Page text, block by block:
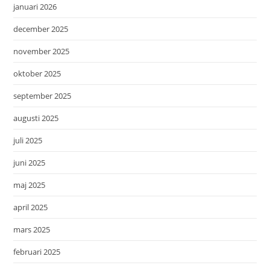
januari 2026
december 2025
november 2025
oktober 2025
september 2025
augusti 2025
juli 2025
juni 2025
maj 2025
april 2025
mars 2025
februari 2025